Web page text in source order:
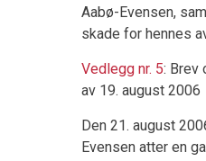
Aabø-Evensen,
skade for hennes
Vedlegg nr. 5: Brev
av 19. august 2006
Den 21. august
Evensen atter en